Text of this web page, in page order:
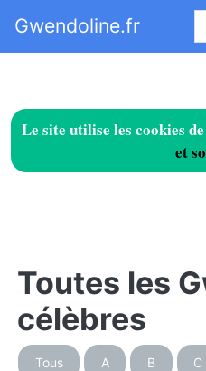
Le site utilise les cookies
et
Gwendoline.fr
Toutes les
célèbres
Tous A B C